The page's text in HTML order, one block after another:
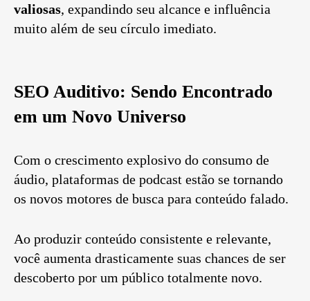
valiosas, expandindo seu alcance e influência
muito além de seu círculo imediato.
SEO Auditivo: Sendo Encontrado
em um Novo Universo
Com o crescimento explosivo do consumo de
áudio, plataformas de podcast estão se tornando
os novos motores de busca para conteúdo falado.
Ao produzir conteúdo consistente e relevante,
você aumenta drasticamente suas chances de ser
descoberto por um público totalmente novo.